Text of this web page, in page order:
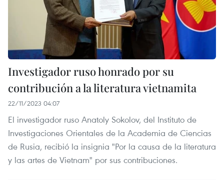
Investigador ruso honrado por su
contribución a la literatura vietnamita
22/11/2023 04:07
El investigador ruso Anatoly Sokolov, del Instituto de
Investigaciones Orientales de la Academia de Ciencias
de Rusia, recibió la insignia "Por la causa de la literatura
y las artes de Vietnam" por sus contribuciones.